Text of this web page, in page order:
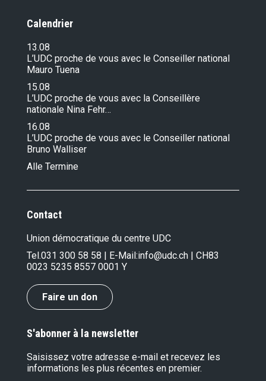
Calendrier
13.08
L’UDC proche de vous avec le Conseiller national
Mauro Tuena
15.08
L’UDC proche de vous avec la Conseillère
nationale Nina Fehr…
16.08
L’UDC proche de vous avec le Conseiller national
Bruno Walliser
Alle Termine
Contact
Union démocratique du centre UDC
Tel.031 300 58 58 | E-Mail:info@udc.ch | CH83
0023 5235 8557 0001 Y
Faire un don
S'abonner à la newsletter
Saisissez votre adresse e-mail et recevez les
informations les plus récentes en premier.